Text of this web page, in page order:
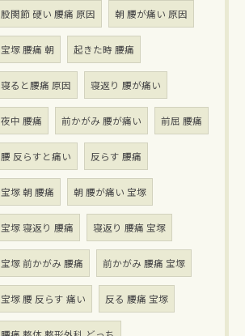
股関節 硬い 腰痛 原因 朝 腰が痛い 原因
宝塚 腰痛 朝 起きた時 腰痛
寝ると腰痛 原因 寝返り 腰が痛い
夜中 腰痛 前かがみ 腰が痛い 前屈 腰痛
腰 反らすと痛い 反らす 腰痛
宝塚 朝 腰痛 朝 腰が痛い 宝塚
宝塚 寝返り 腰痛 寝返り 腰痛 宝塚
宝塚 前かがみ 腰痛 前かがみ 腰痛 宝塚
宝塚 腰 反らす 痛い 反る 腰痛 宝塚